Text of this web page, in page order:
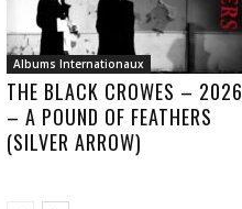
Albums Internationaux
THE BLACK CROWES – 2026
– A POUND OF FEATHERS
(SILVER ARROW)